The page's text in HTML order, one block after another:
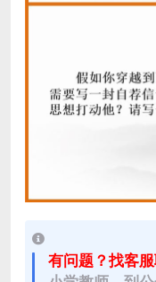
有问题？找客